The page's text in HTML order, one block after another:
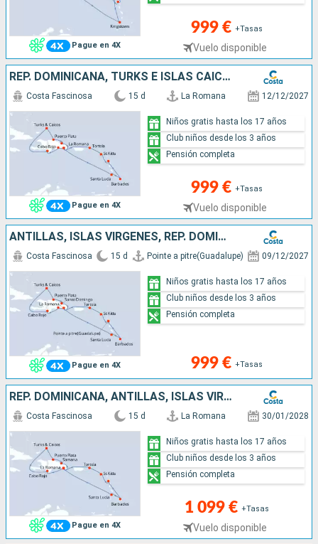
Pague en 4X
999 € +Tasas
Vuelo disponible
REP. DOMINICANA, TURKS E ISLAS CAICOS, ANTILLAS, ISLAS VÍRGENES
Pague en 4X
Costa Fascinosa 15 d La Romana 12/12/2027
999 € +Tasas
Vuelo disponible
Niños gratis hasta los 17 años
Club niños desde los 3 años
Pensión completa
ANTILLAS, ISLAS VÍRGENES, REP. DOMINICANA, TURKS E ISLAS CAICOS
Pague en 4X
Costa Fascinosa 15 d Pointe a pitre(Guadalupe) 09/12/2027
999 € +Tasas
Niños gratis hasta los 17 años
Club niños desde los 3 años
Pensión completa
REP. DOMINICANA, ANTILLAS, ISLAS VÍRGENES, TURKS E ISLAS CAICOS
Pague en 4X
Costa Fascinosa 15 d La Romana 30/01/2028
1 099 € +Tasas
Vuelo disponible
Niños gratis hasta los 17 años
Club niños desde los 3 años
Pensión completa